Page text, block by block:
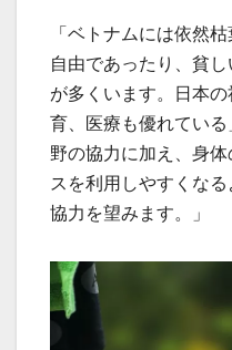
「ベトナムには依然
自由であったり、貧
が多くいます。日本
育、医療も優れてい
野の協力に加え、身
スを利用しやすくな
協力を望みます。」